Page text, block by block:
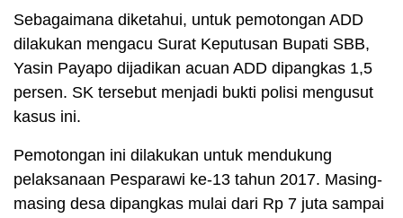
Sebagaimana diketahui, untuk pemotongan ADD
dilakukan mengacu Surat Keputusan Bupati SBB,
Yasin Payapo dijadikan acuan ADD dipangkas 1,5
persen. SK tersebut menjadi bukti polisi mengusut
kasus ini.
Pemotongan ini dilakukan untuk mendukung
pelaksanaan Pesparawi ke-13 tahun 2017. Masing-
masing desa dipangkas mulai dari Rp 7 juta sampai